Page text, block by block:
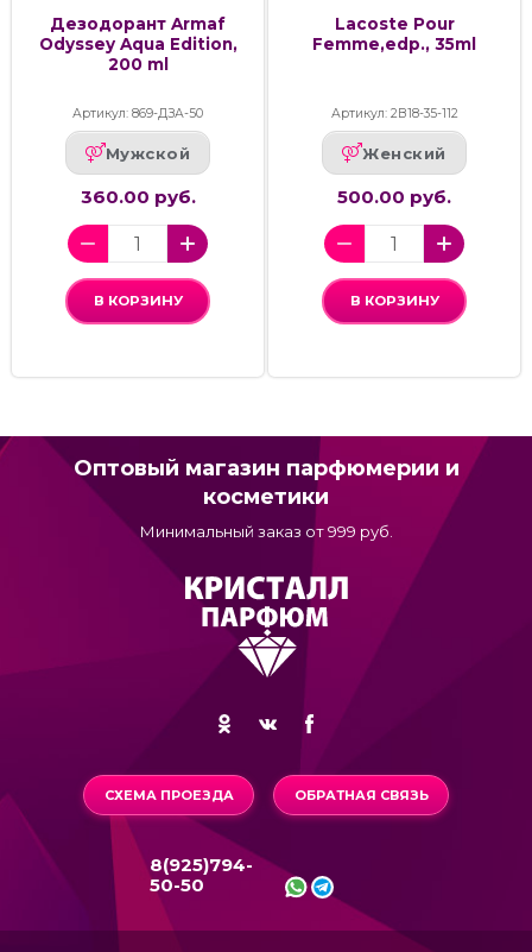
Дезодорант Armaf
Odyssey Aqua Edition,
200 ml
Артикул: 869-ДЗА-50
Мужской
360.00 руб.
В КОРЗИНУ
Lacoste Pour
Femme,edp., 35ml
Артикул: 2В18-35-112
Женский
500.00 руб.
В КОРЗИНУ
Оптовый магазин парфюмерии и
косметики
Минимальный заказ от 999 руб.
СХЕМА ПРОЕЗДА ОБРАТНАЯ СВЯЗЬ
8(925)794-
50-50